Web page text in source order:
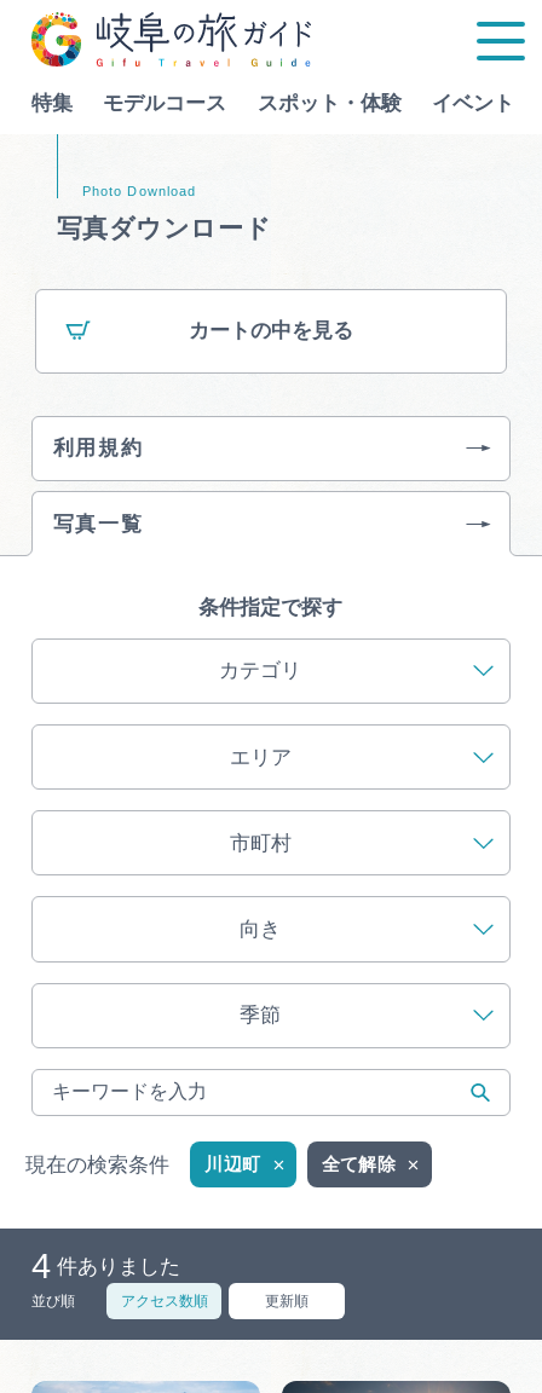
特集 モデルコース スポット・体験 イベント
モデルコース
グルメ
買い物・お土産
体験予約サイト「ＶＩＳＩＴ岐阜県」
岐阜県アウトドア観光キャンペーン
岐阜県まるごと観光エリアガイド
岐阜県観光データベース
旅行会社・観光事業者の皆様へ
フォトライブラリー
Language
行きたいリストを見る
写真ダウンロード
写真一覧
利用規約
カートの中を見る
条件指定で探す
カテゴリ
エリア
市町村
向き
季節
現在の検索条件 川辺町 全て解除
4 件ありました
並び順 アクセス数順 更新順